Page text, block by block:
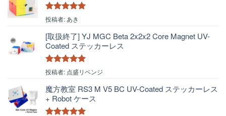
5段階中5
投稿者: あき
[取扱終了] YJ MGC Beta 2x2x2 Core Magnet UV-
Coated ステッカーレス
5段階中5の
投稿者: 点盛リベンジ
魔方教室 RS3 M V5 BC UV-Coated ステッカーレス
+ Robot ケース